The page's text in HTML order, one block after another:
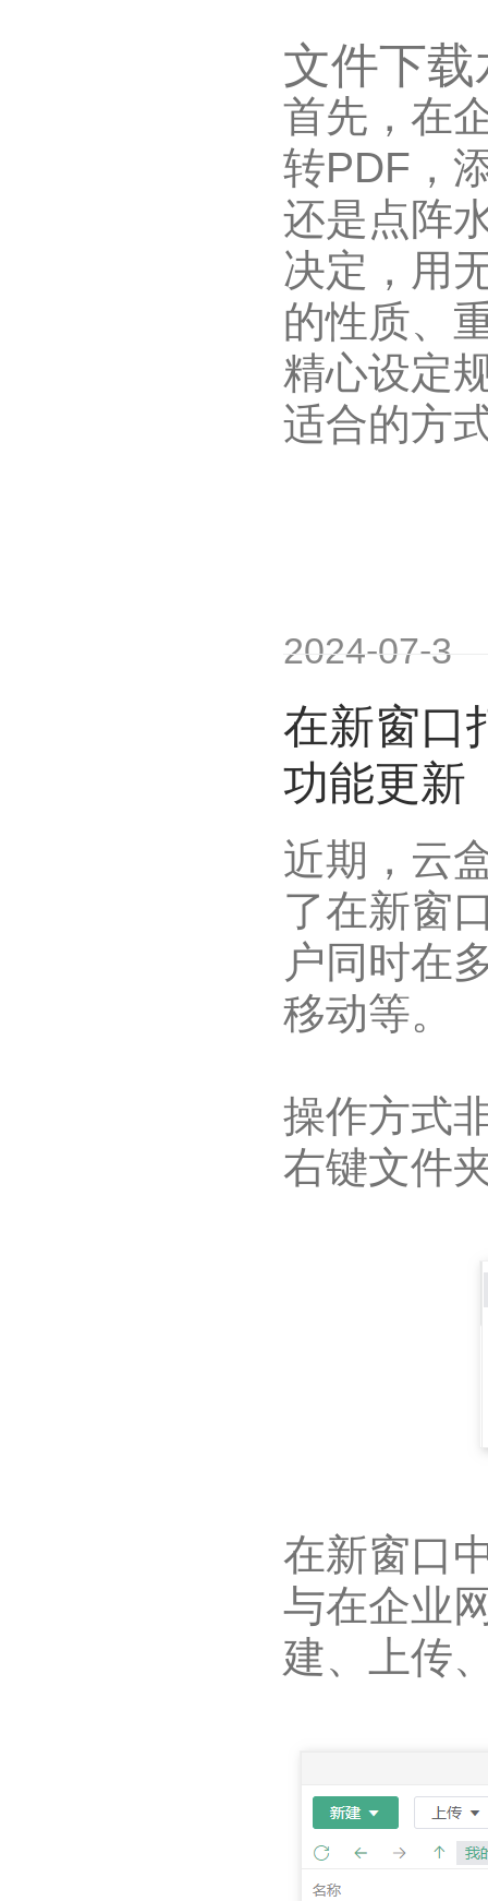
文件下
首先，在
转PDF，
还是点阵
决定，用
的性质、
精心设定
适合的方
2024-07-3
在新窗口
功能更新
近期，云
了在新窗
户同时在
移动等。
操作方式
右键文件
在新窗口
与在企业
建、上传